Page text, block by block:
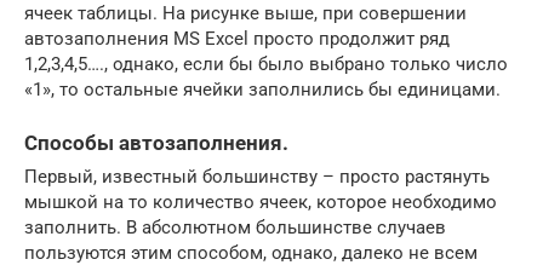
ячеек таблицы. На рисунке выше, при совершении
автозаполнения MS Excel просто продолжит ряд
1,2,3,4,5…., однако, если бы было выбрано только число
«1», то остальные ячейки заполнились бы единицами.
Способы автозаполнения.
Первый, известный большинству – просто растянуть
мышкой на то количество ячеек, которое необходимо
заполнить. В абсолютном большинстве случаев
пользуются этим способом, однако, далеко не всем